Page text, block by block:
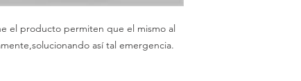
el producto permiten que el mismo al
así tal emergencia.